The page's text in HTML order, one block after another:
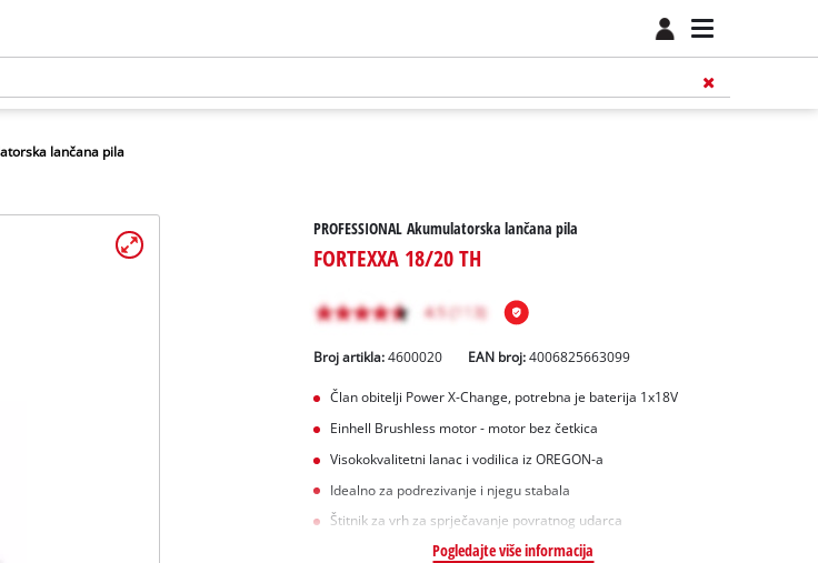
lančana pila
PROFESSIONAL Akumulatorska lančana pila
FORTEXXA 18/20 TH
Broj artikla: 4600020 EAN broj:4006825663099
Član obitelji Power X-Change, potrebna je baterija 1x18V
Einhell Brushless motor - motor bez četkica
Visokokvalitetni lanac i vodilica iz OREGON-a
Idealno za podrezivanje i njegu stabala
Štitnik za vrh za sprječavanje povratnog udarca
Pogledajte više informacija